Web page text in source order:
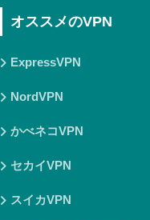
オススメのVPN
ExpressVPN
NordVPN
かべネコVPN
セカイVPN
スイカVPN